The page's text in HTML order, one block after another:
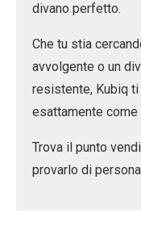
divano perfetto.
Che tu stia
avvolgente o un
resistente, Kubiq
esattamente come
Trova il punto
provarlo di